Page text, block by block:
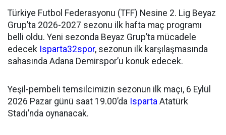
Türkiye Futbol Federasyonu (TFF) Nesine 2. Lig Beyaz
Grup’ta 2026-2027 sezonu ilk hafta maç programı
belli oldu. Yeni sezonda Beyaz Grup’ta mücadele
edecek Isparta32spor, sezonun ilk karşılaşmasında
sahasında Adana Demirspor’u konuk edecek.
Yeşil-pembeli temsilcimizin sezonun ilk maçı, 6 Eylül
2026 Pazar günü saat 19.00’da Isparta Atatürk
Stadı’nda oynanacak.